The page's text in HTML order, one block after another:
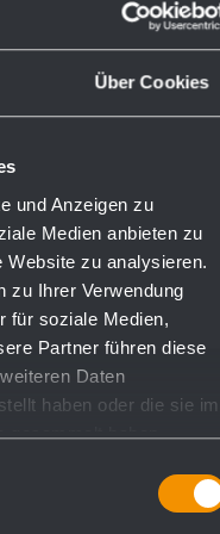
Über Cookies
und Anzeigen zu
Medien anbieten zu
Website zu analysieren.
zu Ihrer Verwendung
für soziale Medien,
Partner führen diese
Daten
haben oder die sie im
gesammelt haben.
de